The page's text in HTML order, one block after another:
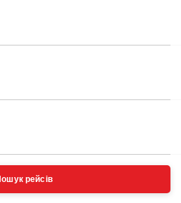
рейсів